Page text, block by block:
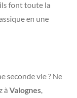
font toute la
en une
seconde vie ? Ne
à Valognes